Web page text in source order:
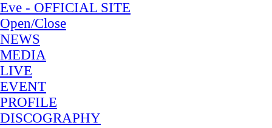
Eve - OFFICIAL SITE
Open/Close
NEWS
MEDIA
LIVE
EVENT
PROFILE
DISCOGRAPHY